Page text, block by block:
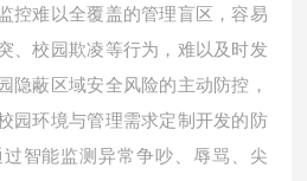
控难以全覆盖的管理盲区，容易
、校园欺凌等行为，难以及时发
隐蔽区域安全风险的主动防控，
园环境与管理需求定制开发的防
智能监测异常争吵、辱骂、尖